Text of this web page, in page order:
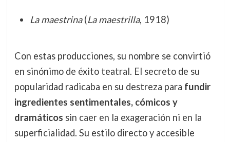
La maestrina(La maestrilla, 1918)
Con estas producciones, su nombre se convirtió
en sinónimo de éxito teatral. El secreto de su
popularidad radicaba en su destreza para fundir
ingredientes sentimentales, cómicos y
dramáticos sin caer en la exageración ni en la
superficialidad. Su estilo directo y accesible